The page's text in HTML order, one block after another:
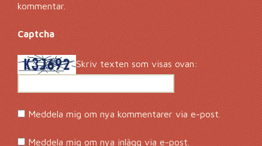
kommentar.
Captcha *
Skriv texten som visas ovan:
Meddela mig om nya kommentarer via e-post.
Meddela mig om nya inlägg via e-post.